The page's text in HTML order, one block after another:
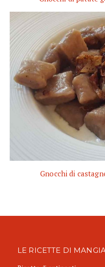
Gnocchi di
LE RICETTE DI